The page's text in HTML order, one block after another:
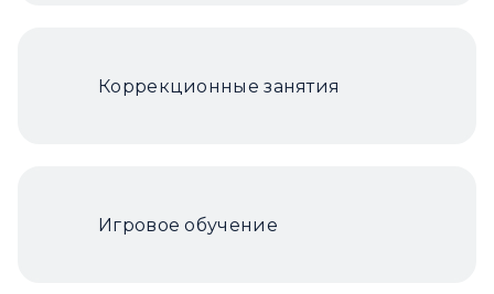
Коррекционные занятия
Игровое обучение